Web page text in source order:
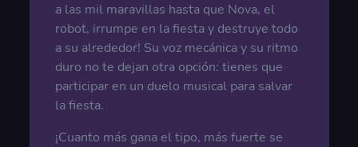
a las mil maravillas hasta que Nova, el
robot, irrumpe en la fiesta y destruye todo
a su alrededor! Su voz mecánica y su ritmo
duro no te dejan otra opción: tienes que
participar en un duelo musical para salvar
la fiesta.
¡Cuanto más gana el tipo, más fuerte se